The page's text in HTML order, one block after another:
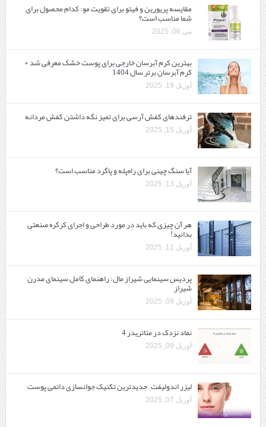
مقایسه پریورین و فیتو برای تقویت مو: کدام محصول برای
شما مناسب است؟
می 06, 2025
بهترین کرم آبرسان خارجی برای پوست خشک معرفی شد +
کرم آبرسان برتر سال 1404
آوریل 19, 2025
ترفندهای کفش آرسی برای تمیز نگه داشتن کفش مردانه
آوریل 15, 2025
آیا سنگ چینی برای راه‌پله و پاگرد مناسب است؟
آوریل 13, 2025
هر آن چیزی که باید در مورد طراحی و اجرای کرکره صنعتی
بدانید!
آوریل 11, 2025
پردیس سینمایی شیراز مال: راهنمای کامل سینمای مدرن
شیراز
آوریل 09, 2025
نماد نزدک در متاتریدر 4
آوریل 09, 2025
لیزر اندولیفت – جدیدترین تکنیک جوانسازی دائمی پوست
آوریل 07, 2025